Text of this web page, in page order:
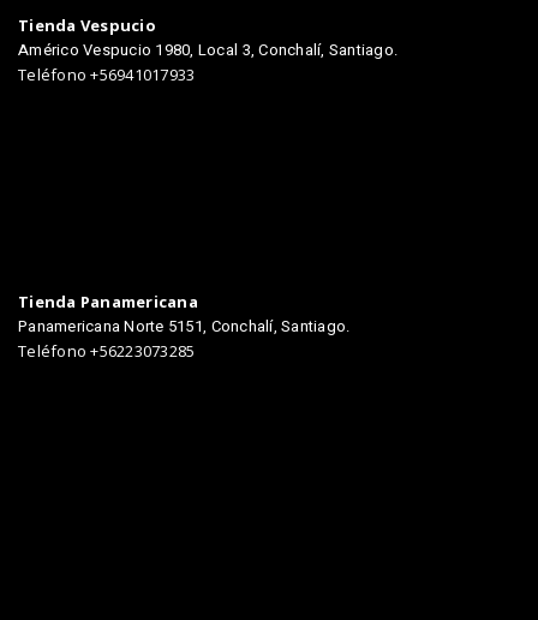
Tienda Vespucio
Américo Vespucio 1980, Local 3, Conchalí, Santiago.
Teléfono +56941017933
Tienda Panamericana
Panamericana Norte 5151, Conchalí, Santiago.
Teléfono +56223073285